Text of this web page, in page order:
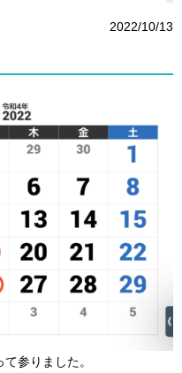
2022/10/13
参りました。